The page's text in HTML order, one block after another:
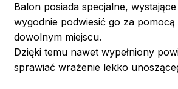
Balon posiada specjalne,
wygodnie podwiesić go za
dowolnym miejscu.
Dzięki temu nawet wypełniony
sprawiać wrażenie lekko